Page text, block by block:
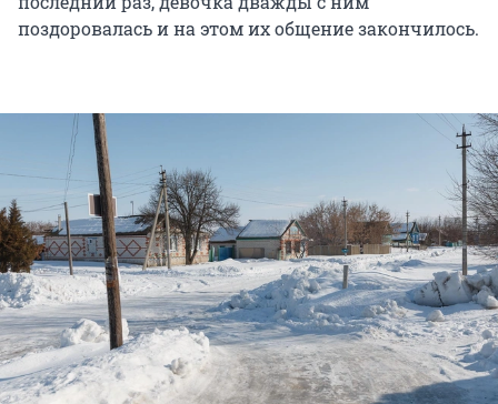
поздоровалась и на этом их общение закончилось.